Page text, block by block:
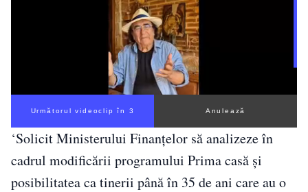
Următorul videoclip în 3 Anulează
‘Solicit Ministerului Finanţelor să analizeze în
cadrul modificării programului Prima casă şi
posibilitatea ca tinerii până în 35 de ani care au o